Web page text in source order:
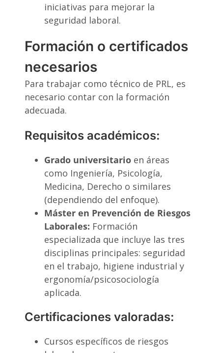
iniciativas para mejorar la
seguridad laboral.
Formación o certificados
necesarios
Para trabajar como técnico de PRL, es
necesario contar con la formación
adecuada.
Requisitos académicos:
Grado universitario en áreas
como Ingeniería, Psicología,
Medicina, Derecho o similares
(dependiendo del enfoque).
Máster en Prevención de Riesgos
Laborales: Formación
especializada que incluye las tres
disciplinas principales: seguridad
en el trabajo, higiene industrial y
ergonomía/psicosociología
aplicada.
Certificaciones valoradas:
Cursos específicos de riesgos